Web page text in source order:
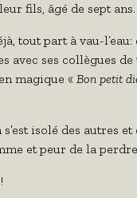
fils, âgé de sept ans.
tout part à vau-
ses collègues de
magique « Bon petit
isolé des autres et
et peur de la